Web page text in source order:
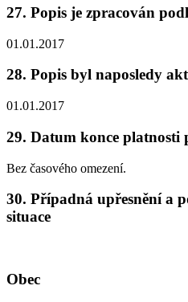
27. Popis je zpracován
01.01.2017
28. Popis byl naposledy
01.01.2017
29. Datum konce platnosti
Bez časového omezení.
30. Případná upřesnění a
situace
Obec